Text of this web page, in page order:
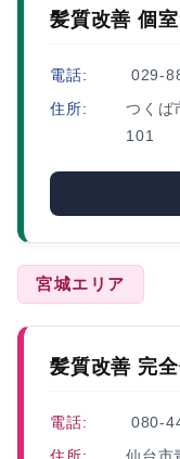
髪質改善 個
電話:
029-
住所:
つくば
101
宮城エリア
髪質改善 完
電話:
080-
住所:
仙台市